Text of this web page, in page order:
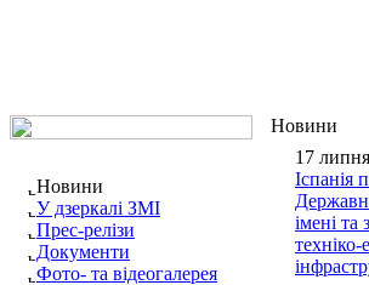
Новини
У дзеркалі ЗМІ
Прес-релізи
Документи
Фото- та відеогалерея
Новини
17
Іспанія
імені
техніко-